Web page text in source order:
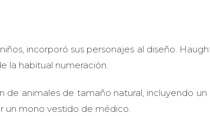
incorporó sus personajes al diseño.
la habitual numeración.
de animales de tamaño natural, incluyendo
un mono vestido de médico.